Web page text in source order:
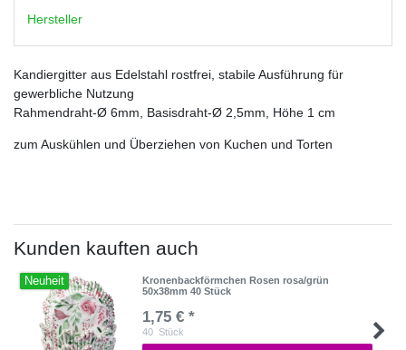
Hersteller
Kandiergitter aus Edelstahl rostfrei, stabile Ausführung für
gewerbliche Nutzung
Rahmendraht-Ø 6mm, Basisdraht-Ø 2,5mm, Höhe 1 cm
zum Auskühlen und Überziehen von Kuchen und Torten
Kunden kauften auch
Neuheit
Kronenbackförmchen Rosen rosa/grün
50x38mm 40 Stück
1,75 € *
40 Stück